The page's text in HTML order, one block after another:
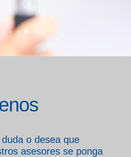
o desea que
asesores se ponga